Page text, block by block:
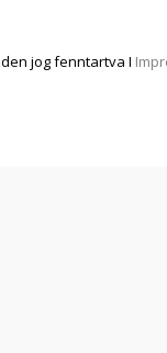
jog fenntartva I